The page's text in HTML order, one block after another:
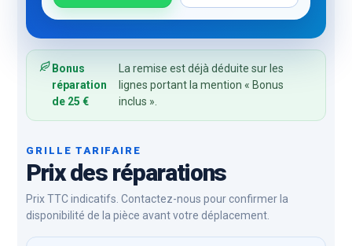
Bonus
réparation
de 25 €
La remise est déjà déduite sur les
lignes portant la mention « Bonus
inclus ».
GRILLE TARIFAIRE
Prix des réparations
Prix TTC indicatifs. Contactez-nous pour confirmer la
disponibilité de la pièce avant votre déplacement.